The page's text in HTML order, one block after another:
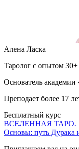
Алена Ласка
Таролог с опытом 30+
Основатель академии
Преподает более 17
Бесплатный курс
ВСЕЛЕННАЯ ТАРО.
Основы: путь Дурака